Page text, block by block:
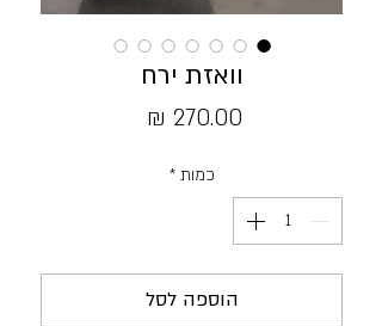
וואזת ירח
כמות *
הוספה לסל